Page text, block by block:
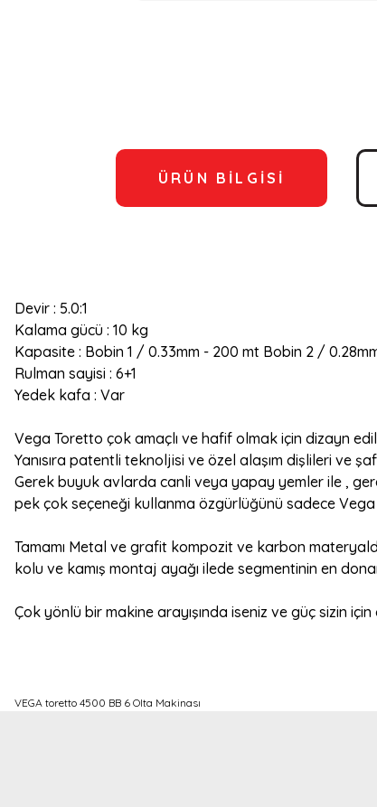
ÜRÜN BILGISI
Devir : 5.0:1
Kalama gücü : 10 kg
Kapasite : Bobin 1 / 0.33mm - 200 mt Bobin 2 /
Rulman sayisi : 6+1
Yedek kafa : Var
Vega Toretto çok amaçlı ve hafif olmak için dizayn
Yanısıra patentli teknoljisi ve özel alaşım dişlileri ve
Gerek buyuk avlarda canli veya yapay yemler ile ,
pek çok seçeneği kullanma özgürlüğünü sadece Vega
Tamamı Metal ve grafit kompozit ve karbon
kolu ve kamış montaj ayağı ilede segmentinin en
Çok yönlü bir makine arayışında iseniz ve güç sizin
VEGA toretto 4500 BB 6 Olta Makinası